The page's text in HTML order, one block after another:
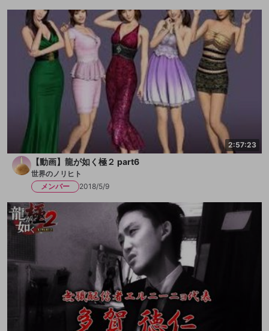
2:57:23
【動画】龍が如く極２ part6
世界のノリヒト
メンバー
2018/5/9